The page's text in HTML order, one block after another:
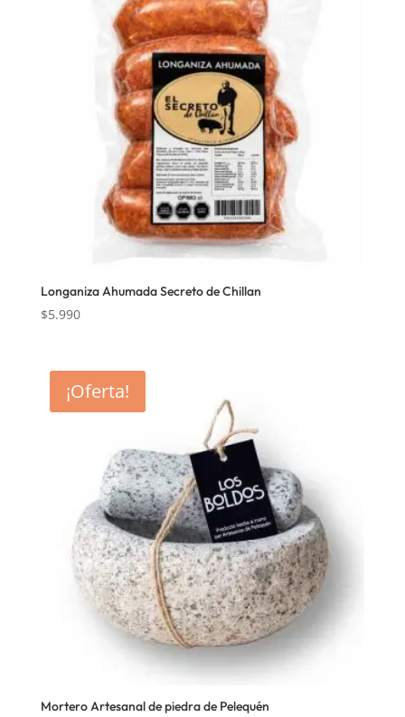
Longaniza Ahumada Secreto de Chillan
$5.990
¡Oferta!
Mortero Artesanal de piedra de Pelequén